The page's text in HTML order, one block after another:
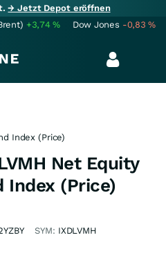
→ Jetzt Depot eröffnen
+3,74% Dow Jones -0,83%
Index (Price)
Net Equity
Index (Price)
SYM: IXDLVMH